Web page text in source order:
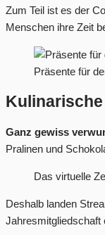
Zum Teil ist es der
Menschen ihre Zeit
Präsente für
Ganz gewiss
Pralinen und
Das virtuelle
Deshalb landen
Jahresmitgliedschaft